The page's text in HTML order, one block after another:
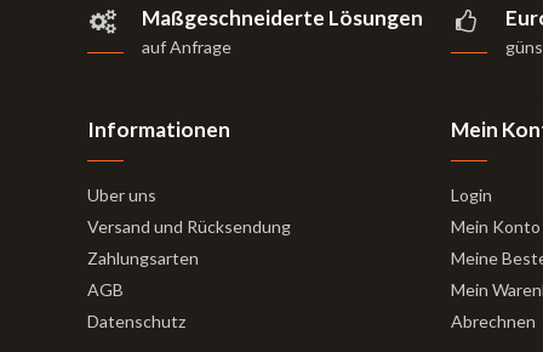
Maßgeschneiderte Lösungen
auf Anfrage
Informationen
Uber uns
Versand und Rücksendung
Zahlungsarten
AGB
Datenschutz
Mein
Login
Mein Konto
Meine
Mein
Abrechnen